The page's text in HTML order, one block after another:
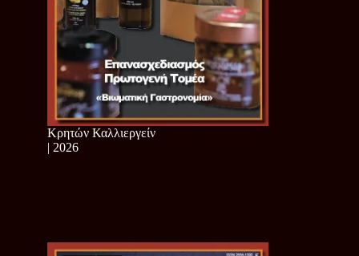
Κρητών Καλλιεργείν
| 2026